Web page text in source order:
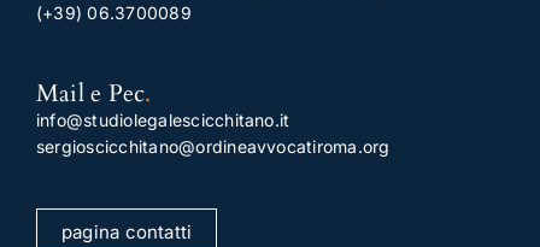
(+39) 06.3700089
Mail e Pec.
info@studiolegalescicchitano.it
sergioscicchitano@ordineavvocatiroma.org
pagina contatti